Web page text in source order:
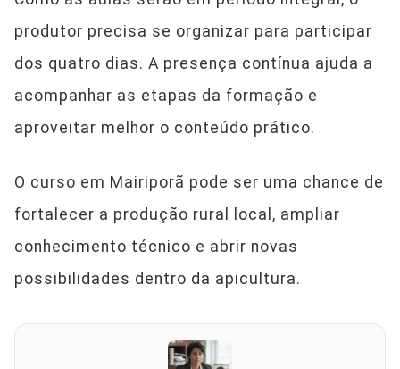
produtor precisa se organizar para participar
dos quatro dias. A presença contínua ajuda a
acompanhar as etapas da formação e
aproveitar melhor o conteúdo prático.
O curso em Mairiporã pode ser uma chance de
fortalecer a produção rural local, ampliar
conhecimento técnico e abrir novas
possibilidades dentro da apicultura.